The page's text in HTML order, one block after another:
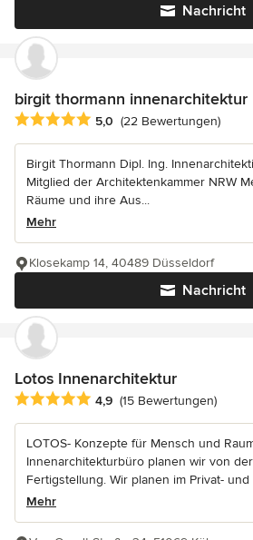
Nachricht
birgit thormann innenarchitektur
Durchschnittliche Bewertung: 5 von 5
5,0 (22 Bewertungen)
Birgit Thormann Dipl. Ing.
Mitglied der Architektenkammer NRW
Räume und ihre Aus...
Mehr
Nachricht
Klosekamp 14, 40489 Düsseldorf
Lotos Innenarchitektur
Durchschnittliche Bewertung: 4.9 von
4,9 (15 Bewertungen)
LOTOS- Konzepte für Mensch und
Innenarchitekturbüro planen wir von
Fertigstellung. Wir planen im Privat- und
Mehr